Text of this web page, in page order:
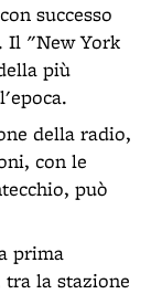
successo
Il "New York
più
della radio,
con le
può
prima
la stazione